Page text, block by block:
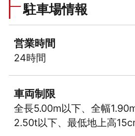
駐車場情報
営業時間
24時間
車両制限
全長5.00m以下、全幅
2.50t以下、最低地上高